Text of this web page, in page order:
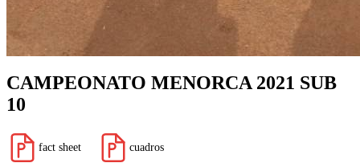
CAMPEONATO MENORCA 2021 SUB
10
fact sheet cuadros